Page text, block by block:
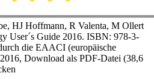
HJ Hoffmann, R Valenta, M Ollert
User´s Guide 2016. ISBN: 978-3-
die EAACI (europäische
Download als PDF-Datei (38,6